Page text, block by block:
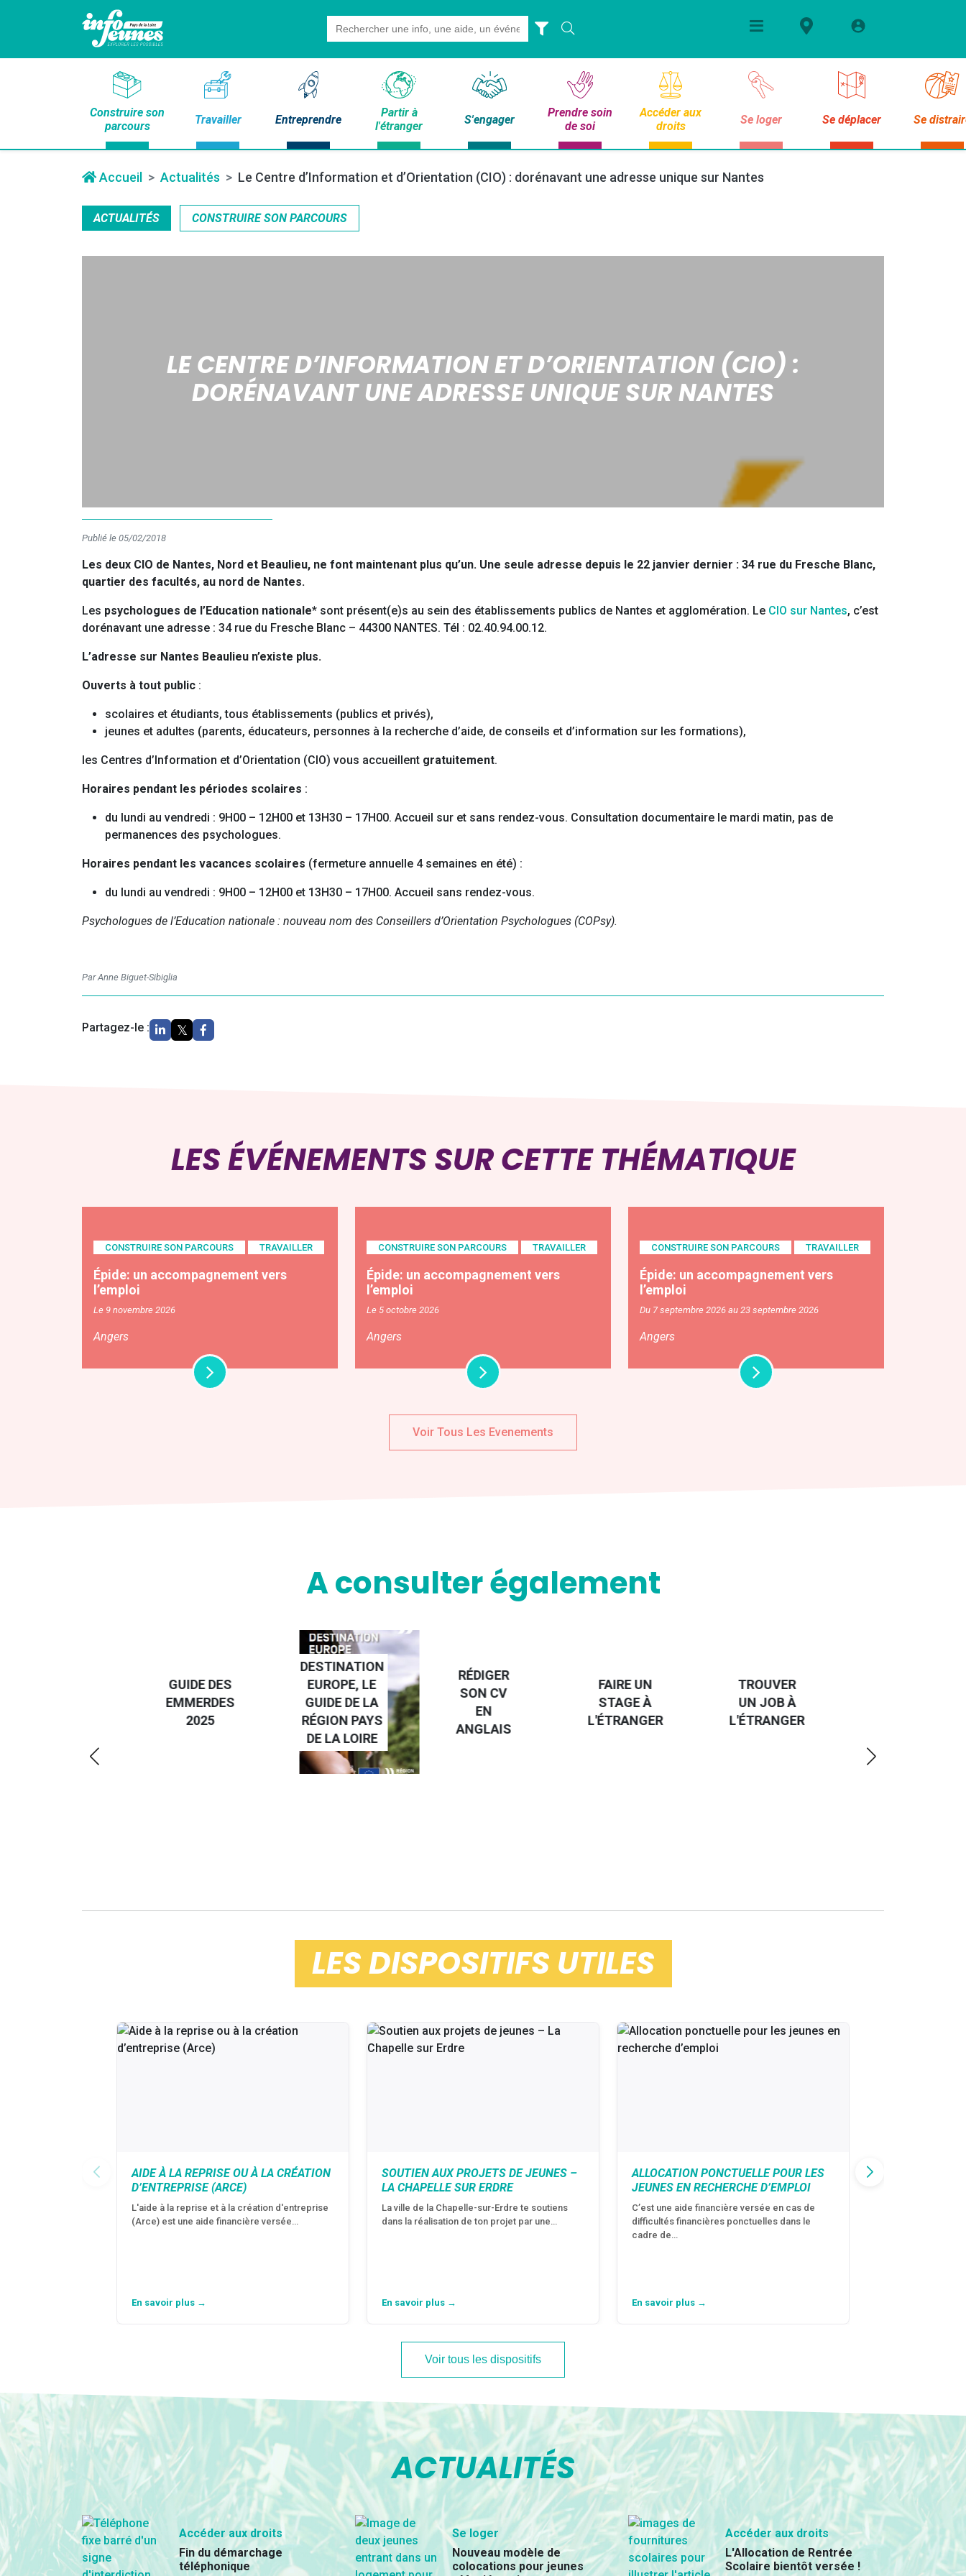
Search
for:
Construire son
parcours
Travailler Entreprendre
Partir à
l'étranger
S'engager
Prendre soin
de soi
Accéder aux
droits
Se loger Se déplacer Se
Accueil Actualités Le Centre d’Information et d’Orientation (CIO) : dorénavant une adresse unique sur Nantes
ACTUALITÉS CONSTRUIRE SON PARCOURS
LE CENTRE D’INFORMATION ET D’ORIENTATION (CIO) :
DORÉNAVANT UNE ADRESSE UNIQUE SUR NANTES
Publié le 05/02/2018
Les deux CIO de Nantes, Nord et Beaulieu, ne font maintenant plus qu’un. Une seule adresse depuis le 22 janvier dernier : 34 rue du Fresche Blanc,
quartier des facultés, au nord de Nantes.
Les psychologues de l’Education nationale* sont présent(e)s au sein des établissements publics de Nantes et agglomération. Le CIO sur Nantes, c’est
dorénavant une adresse : 34 rue du Fresche Blanc – 44300 NANTES. Tél : 02.40.94.00.12.
L’adresse sur Nantes Beaulieu n’existe plus.
Ouverts à tout public :
scolaires et étudiants, tous établissements (publics et privés),
jeunes et adultes (parents, éducateurs, personnes à la recherche d’aide, de conseils et d’information sur les formations),
les Centres d’Information et d’Orientation (CIO) vous accueillent gratuitement.
Horaires pendant les périodes scolaires :
du lundi au vendredi : 9H00 – 12H00 et 13H30 – 17H00. Accueil sur et sans rendez-vous. Consultation documentaire le mardi matin, pas de
permanences des psychologues.
Horaires pendant les vacances scolaires (fermeture annuelle 4 semaines en été) :
du lundi au vendredi : 9H00 – 12H00 et 13H30 – 17H00. Accueil sans rendez-vous.
Psychologues de l’Education nationale : nouveau nom des Conseillers d’Orientation Psychologues (COPsy).
Par Anne Biguet-Sibiglia
Partagez-le :
LES ÉVÉNEMENTS SUR CETTE THÉMATIQUE
CONSTRUIRE SON PARCOURS TRAVAILLER
Épide: un accompagnement vers
l’emploi
Le 9 novembre 2026
Angers
CONSTRUIRE SON PARCOURS TRAVAILLER
Épide: un accompagnement vers
l’emploi
Le 5 octobre 2026
Angers
CONSTRUIRE SON PARCOURS TRAVAILLER
Épide: un accompagnement vers
l’emploi
Du 7 septembre 2026 au 23 septembre 2026
Angers
Voir Tous Les Evenements
A consulter également
GUIDE DES
EMMERDES
2025
DESTINATION
EUROPE, LE
GUIDE DE LA
RÉGION PAYS
DE LA LOIRE
RÉDIGER
SON CV
ANGLAIS
FAIRE UN
STAGE À
L'ÉTRANGER
TROUVER
UN JOB À
L'ÉTRANGER
LES DISPOSITIFS UTILES
AIDE À LA REPRISE OU À LA CRÉATION
D’ENTREPRISE (ARCE)
L'aide à la reprise et à la création d'entreprise
(Arce) est une aide financière versée…
En savoir plus →
SOUTIEN AUX PROJETS DE JEUNES –
LA CHAPELLE SUR ERDRE
La ville de la Chapelle-sur-Erdre te soutiens
dans la réalisation de ton projet par une…
En savoir plus →
ALLOCATION PONCTUELLE POUR LES
JEUNES EN RECHERCHE D’EMPLOI
C’est une aide financière versée en cas de
difficultés financières ponctuelles dans le
cadre de…
En savoir plus →
Voir tous les dispositifs
ACTUALITÉS
Accéder aux droits
Fin du démarchage
téléphonique
Se loger
Nouveau modèle de
colocations pour jeunes
Accéder aux droits
L'Allocation de Rentrée
Scolaire bientôt versée !